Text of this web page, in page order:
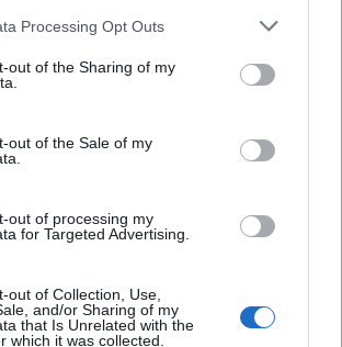
website/app uses one or more Google
visit or usage behaviour. You may click to
to Google and its third-party tags to
below specified purposes in below Google
Processing Opt Outs
out of the Sharing of my
out of the Sale of my
out of processing my
for Targeted Advertising.
out of Collection, Use,
and/or Sharing of my
that Is Unrelated with the
which it was collected.
χέρι να χρησιμοποιήσετε ένα
μορφή. Εάν επιμένετε και θέλετε
το κλασικό μολύβι ματιών για
γραμμής, κρατήστε το πάντα
αιχμηρό.
γωνία του ματιού. Το
να δείχνουν τα μάτια πιο
εκφραστικά με αποτέλεσμα να μην
βλέφαρα. Αφού έχετε